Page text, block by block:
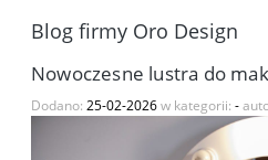
Blog firmy Oro Design
Nowoczesne lustra do
Dodano: 25-02-2026w kategorii: -